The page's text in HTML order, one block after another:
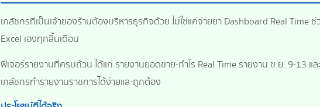
เภสัชกรที่เป็นเจ้าของร้านต้องบริหารธุรกิจด้วย ไม่ใช่แค่จ่ายยา Dashboard Real Time
Excel เองทุกสิ้นเดือน
ฟีเจอร์รายงานที่ครบถ้วน ได้แก่ รายงานยอดขาย-กำไร Real Time รายงาน ข.ย. 9-13
เภสัชกรทำรายงานราชการได้ง่ายและถูกต้อง